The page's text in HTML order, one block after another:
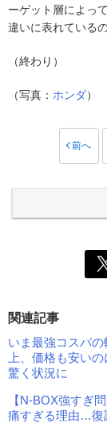
ーゲット層によっ
違いに表れている
（終わり）
（写真： ホンダ）
前へ
関連記事
いま最強コスパ
上、価格も安い
驚く状況に
【N-BOX強すぎ
痛すぎる理由…復